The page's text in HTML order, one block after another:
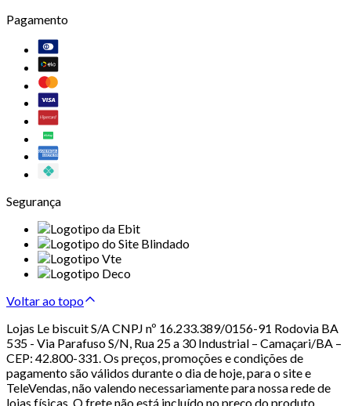
Pagamento
Segurança
Voltar ao topo
Lojas Le biscuit S/A CNPJ nº 16.233.389/0156-91 Rodovia BA
535 - Via Parafuso S/N, Rua 25 a 30 Industrial – Camaçari/BA –
CEP: 42.800-331. Os preços, promoções e condições de
pagamento são válidos durante o dia de hoje, para o site e
TeleVendas, não valendo necessariamente para nossa rede de
lojas físicas. O frete não está incluído no preço do produto.